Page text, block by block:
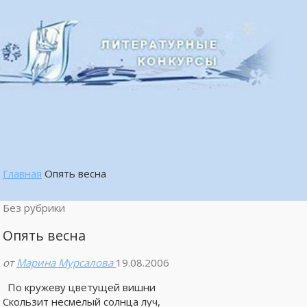
Главная Опять весна
Без рубрики
Опять весна
от Марина Мурсалова 19.08.2006
По кружеву цветущей вишни
Скользит несмелый солнца луч,